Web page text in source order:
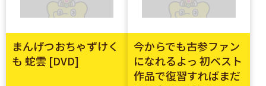
まんげつおちゃずけく
も 蛇雲 [DVD]
今からでも古参ファン
になれるよっ 初ベスト
作品で復習すればまだ